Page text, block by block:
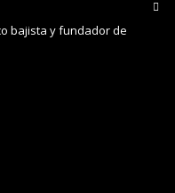
bajista y fundador de